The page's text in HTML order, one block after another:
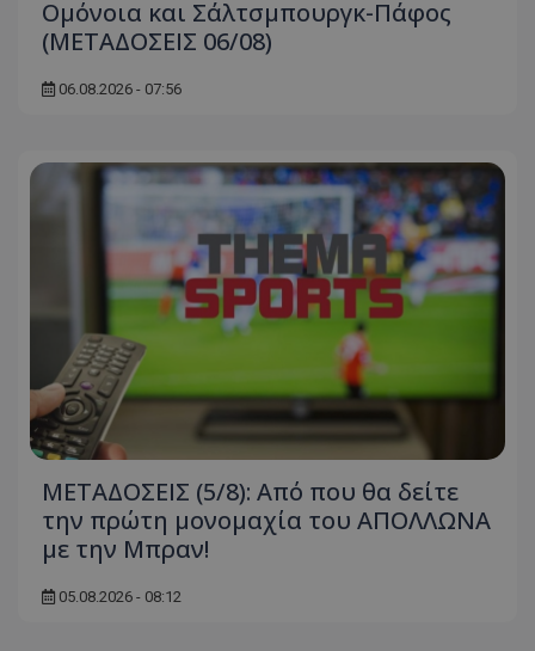
Ομόνοια και Σάλτσμπουργκ-Πάφος
(ΜΕΤΑΔΟΣΕΙΣ 06/08)
06.08.2026 - 07:56
ΜΕΤΑΔΟΣΕΙΣ (5/8): Από που θα δείτε
την πρώτη μονομαχία του ΑΠΟΛΛΩΝΑ
με την Μπραν!
05.08.2026 - 08:12